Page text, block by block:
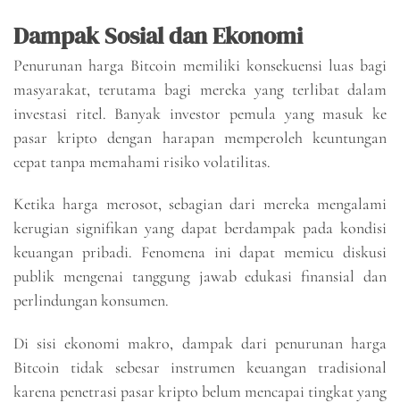
Dampak Sosial dan Ekonomi
Penurunan harga Bitcoin memiliki konsekuensi luas bagi
masyarakat, terutama bagi mereka yang terlibat dalam
investasi ritel. Banyak investor pemula yang masuk ke
pasar kripto dengan harapan memperoleh keuntungan
cepat tanpa memahami risiko volatilitas.
Ketika harga merosot, sebagian dari mereka mengalami
kerugian signifikan yang dapat berdampak pada kondisi
keuangan pribadi. Fenomena ini dapat memicu diskusi
publik mengenai tanggung jawab edukasi finansial dan
perlindungan konsumen.
Di sisi ekonomi makro, dampak dari penurunan harga
Bitcoin tidak sebesar instrumen keuangan tradisional
karena penetrasi pasar kripto belum mencapai tingkat yang